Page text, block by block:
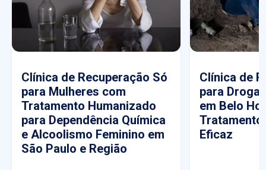
Clínica de Recuperação Só
para Mulheres com
Tratamento Humanizado
para Dependência Química
e Alcoolismo Feminino em
São Paulo e Região
Clínica de
para
em Belo
Tratamento
Eficaz